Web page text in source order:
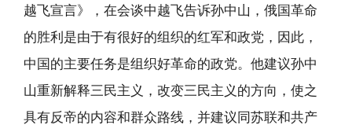
越飞宣言》，在会谈中越飞告诉孙中山，俄国革命
的胜利是由于有很好的组织的红军和政党，因此，
中国的主要任务是组织好革命的政党。他建议孙中
山重新解释三民主义，改变三民主义的方向，使之
具有反帝的内容和群众路线，并建议同苏联和共产